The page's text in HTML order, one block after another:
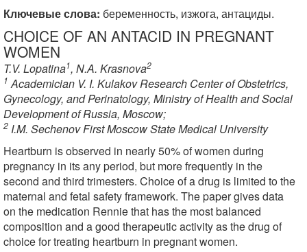
Ключевые слова: беременность, изжога, антациды.
CHOICE OF AN ANTACID IN PREGNANT
WOMEN
T.V. Lopatina1, N.A. Krasnova2
1 Academician V. I. Kulakov Research Center of Obstetrics,
Gynecology, and Perinatology, Ministry of Health and Social
Development of Russia, Moscow;
2 I.M. Sechenov First Moscow State Medical University
Heartburn is observed in nearly 50% of women during
pregnancy in its any period, but more frequently in the
second and third trimesters. Choice of a drug is limited to the
maternal and fetal safety framework. The paper gives data
on the medication Rennie that has the most balanced
composition and a good therapeutic activity as the drug of
choice for treating heartburn in pregnant women.